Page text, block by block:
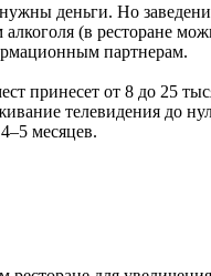
деньги. Но
(в ресторане
партнерам.
принесет от 8 до 25
телевидения до
месяцев.